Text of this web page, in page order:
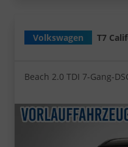
Volkswagen T7
Beach 2.0 TDI 7-Gang-